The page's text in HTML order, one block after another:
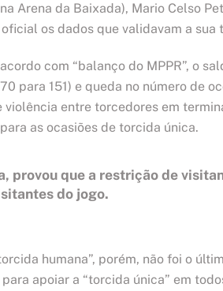
Arena da Baixada), Mario Celso
os dados que validavam a sua
com “balanço do MPPR”, o
para 151) e queda no número de
violência entre torcedores em
as ocasiões de torcida única.
provou que a restrição de
do jogo.
humana”, porém, não foi o
apoiar a “torcida única” em